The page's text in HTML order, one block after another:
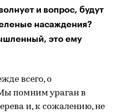
и вопрос, будут
насаждения?
это ему
всего, о
помним ураган в
и, к сожалению, не